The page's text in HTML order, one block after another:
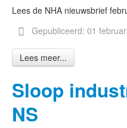
Lees de NHA nieuwsbrief
Gepubliceerd: 01
Lees meer...
Sloop
NS